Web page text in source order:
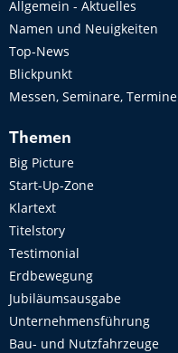
Allgemein - Aktuelles
Namen und Neuigkeiten
Top-News
Blickpunkt
Messen, Seminare, Termine
Themen
Big Picture
Start-Up-Zone
Klartext
Titelstory
Testimonial
Erdbewegung
Jubiläumsausgabe
Unternehmensführung
Bau- und Nutzfahrzeuge